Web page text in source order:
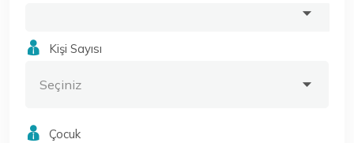
Kişi Sayısı
Çocuk